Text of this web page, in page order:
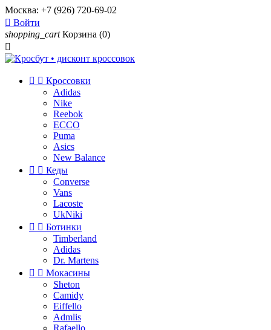
Москва: +7 (926) 720-69-02
 Войти
shopping_cart Корзина (0)

  Кроссовки
Adidas
Nike
Reebok
ECCO
Puma
Asics
New Balance
  Кеды
Converse
Vans
Lacoste
UkNiki
  Ботинки
Timberland
Adidas
Dr. Martens
  Мокасины
Sheton
Camidy
Eiffello
Admlis
Rafaello